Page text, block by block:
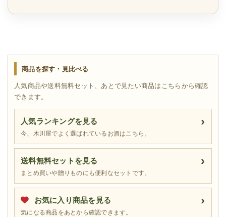
商品を探す・見比べる
人気商品や送料無料セット、あとで見たい商品はこちらから確認
できます。
人気ランキングを見る
今、木川屋でよく選ばれているお酒はこちら。
送料無料セットを見る
まとめ買いや贈りものにも便利なセットです。
お気に入り商品を見る
気になる商品をあとから確認できます。